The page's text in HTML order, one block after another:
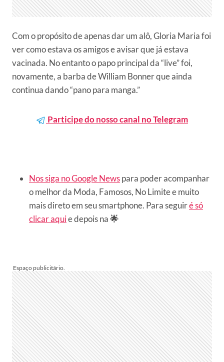
Com o propósito de apenas dar um alô, Gloria Maria foi
ver como estava os amigos e avisar que já estava
vacinada. No entanto o papo principal da “live” foi,
novamente, a barba de William Bonner que ainda
continua dando “pano para manga.”
Participe do nosso canal no Telegram
Nos siga no Google Newspara poder acompanhar
o melhor da Moda, Famosos, No Limite e muito
mais direto em seu smartphone. Para seguiré só
clicar aquie depois na🌟